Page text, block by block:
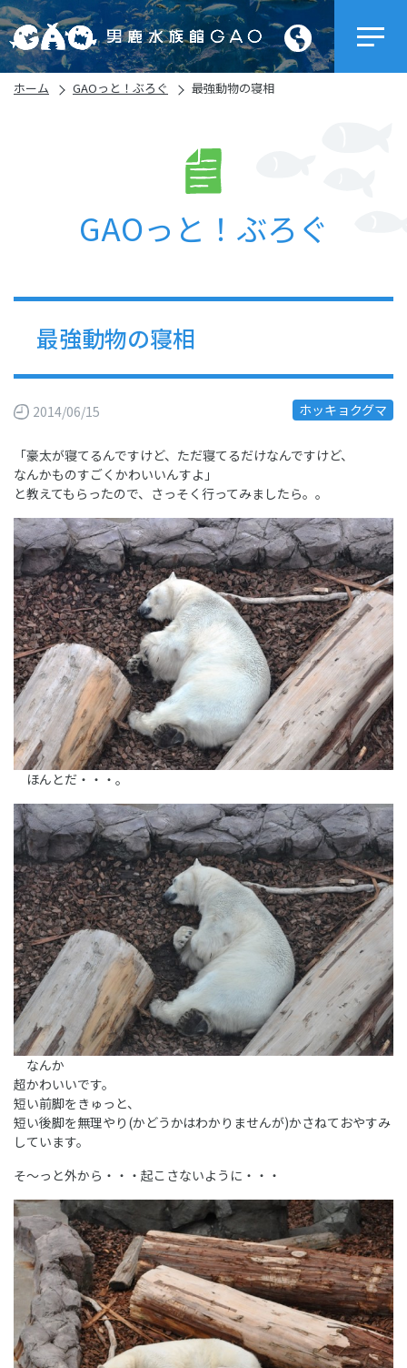
ホーム GAOっと！ぶろぐ 最強動物の寝相
GAOっと！ぶろぐ
最強動物の寝相
2014/06/15 ホッキョクグマ
「豪太が寝てるんですけど、ただ寝てるだけなんですけど、
なんかものすごくかわいいんすよ」
と教えてもらったので、さっそく行ってみましたら。。
ほんとだ・・・。
なんか
超かわいいです。
短い前脚をきゅっと、
短い後脚を無理やり(かどうかはわかりませんが)かさねておやすみ
しています。
そ～っと外から・・・起こさないように・・・